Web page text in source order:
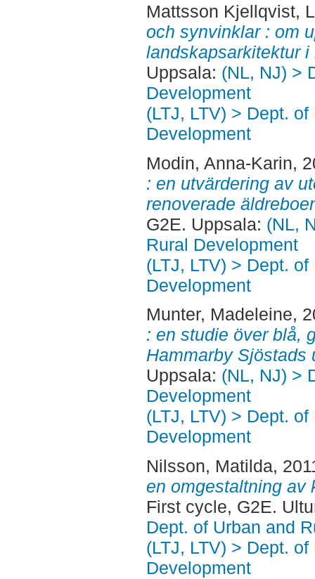
Mattsson Kjellqvist,
och synvinklar : om
landskapsarkitektur i
Uppsala: (NL, NJ) >
Development
(LTJ, LTV) > Dept.
Development
Modin, Anna-Karin,
: en utvärdering av
renoverade
G2E. Uppsala: (NL,
Rural Development
(LTJ, LTV) > Dept.
Development
Munter, Madeleine,
: en studie över blå,
Hammarby Sjöstads
Uppsala: (NL, NJ) >
Development
(LTJ, LTV) > Dept.
Development
Nilsson, Matilda,
en omgestaltning av
First cycle, G2E.
Dept. of Urban and
(LTJ, LTV) > Dept.
Development